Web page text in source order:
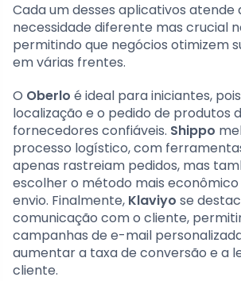
Cada um desses aplicativos atende
necessidade diferente mas crucial
permitindo que negócios otimizem
em várias frentes.
O Oberlo é ideal para iniciantes,
localização e o pedido de produtos
fornecedores confiáveis. Shippo
processo logístico, com
apenas rastreiam pedidos, mas
escolher o método mais
envio. Finalmente, Klaviyo se
comunicação com o cliente,
campanhas de e-mail
aumentar a taxa de conversão e a
cliente.